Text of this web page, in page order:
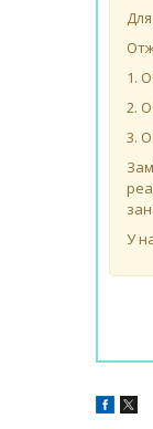
1.
2.
3.
У